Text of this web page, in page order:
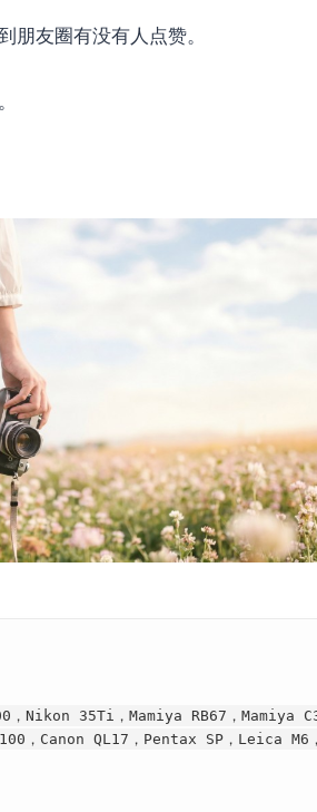
朋友圈有没有人点赞。
Nikon 35Ti，Mamiya RB67，Mamiya
，Canon QL17，Pentax SP，Leica M6，